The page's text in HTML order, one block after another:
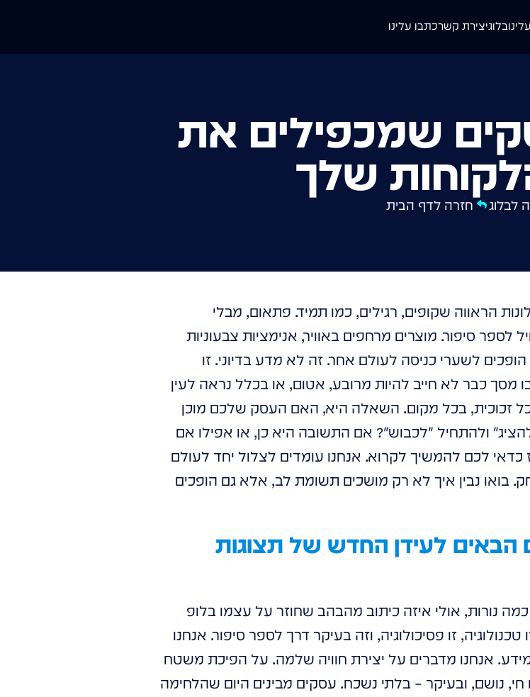
בלוגיצירת קשרכתבו עלינו
שמכפילים את
שלך
לבלוג חזרה לדף הבית
הראווה שקופים, רגילים, כמו תמיד. פתאום, מבלי
סיפור. מוצרים מרחפים באוויר, אנימציות צבעוניות
לשערי כניסה לעולם אחר. זה לא מדע בדיוני. זו
מסך כבר לא חייב להיות מרובע, אטום, או בכלל נראה לעין
כל זכוכית, בכל מקום. השאלה היא, האם העסק שלכם מוכן
ולהתחיל "לכבוש"? אם התשובה היא כן, או אפילו אם
לכם להמשיך לקרוא. אנחנו עומדים לצלול יחד לעולם
בואו נבין איך לא רק מושכים תשומת לב, אלא גם הופכים
הבאים לעידן החדש של תצוגות
נורות, אולי איזה כיתוב מהבהב שחוזר על עצמו בלופ
זו פסיכולוגיה, וזה בעיקר דרך לספר סיפור. אנחנו
אנחנו מדברים על יצירת חוויה שלמה. על הפיכת משטח
חי, נושם, ובעיקר – בלתי נשכח. עסקים מבינים היום שהלחימה